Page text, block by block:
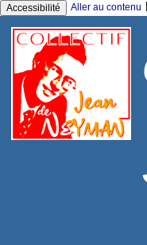
Accessibilité Aller au contenu